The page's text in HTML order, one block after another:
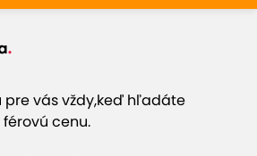
vás vždy,keď hľadáte
cenu.